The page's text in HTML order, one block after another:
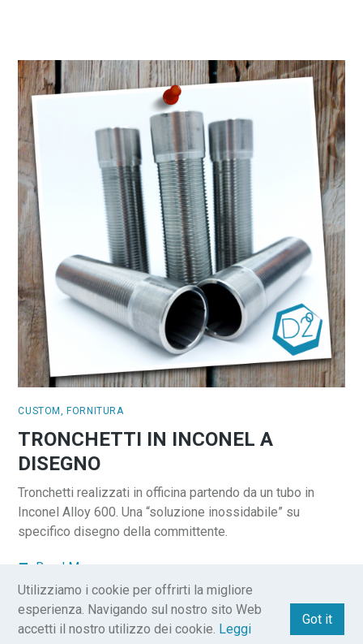
CUSTOM , FORNITURA
TRONCHETTI IN INCONEL A
DISEGNO
Tronchetti realizzati in officina partendo da un tubo in
Inconel Alloy 600. Una “soluzione inossidabile” su
specifico disegno della committente.
Read More
Utilizziamo i cookie per offrirti la migliore
esperienza. Navigando sul nostro sito Web
accetti il ​​nostro utilizzo dei cookie. Leggi
Got it